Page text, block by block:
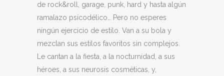
de rock&roll, garage, punk, hard y hasta algún
ramalazo psicodélico… Pero no esperes
ningún ejercicio de estilo. Van a su bola y
mezclan sus estilos favoritos sin complejos.
Le cantan a la fiesta, a la nocturnidad, a sus
héroes, a sus neurosis cosméticas, y,